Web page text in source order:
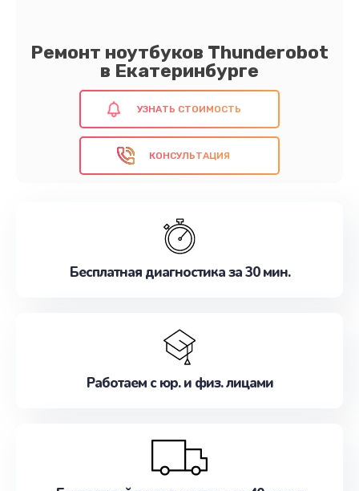
Ремонт ноутбуков Thunderobot
в Екатеринбурге
УЗНАТЬ СТОИМОСТЬ
КОНСУЛЬТАЦИЯ
Бесплатная диагностика за 30 мин.
Работаем с юр. и физ. лицами